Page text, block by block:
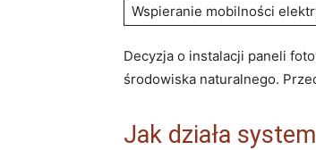
Wspieranie mobilności
Decyzja o instalacji‍ paneli
środowiska naturalnego.
Jak ‍działa⁤